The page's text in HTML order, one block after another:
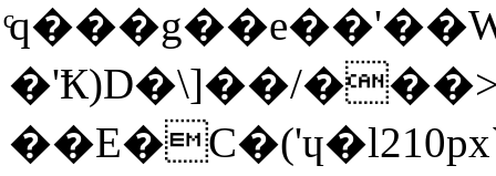
�'Ҟ)D�\]��/